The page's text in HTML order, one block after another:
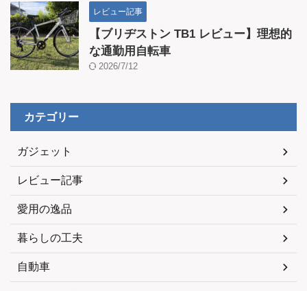
レビュー記事
【ブリヂストン TB1 レビュー】理想的
な通勤用自転車
2026/7/12
カテゴリー
ガジェット
レビュー記事
愛用の逸品
暮らしの工夫
自動車